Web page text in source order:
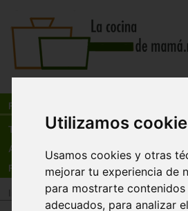
Utilizamos
Usamos cookies y otras
mejorar tu experiencia de
para mostrarte
adecuados, para analizar
Recetas
Tienda
Actualidad
Registro
Recetas >Entrantes